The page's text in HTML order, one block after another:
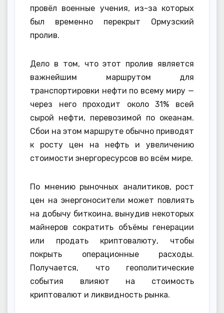
провёл военные учения, из-за которых
был временно перекрыт Ормузский
пролив.
Дело в том, что этот пролив является
важнейшим маршрутом для
транспортировки нефти по всему миру —
через него проходит около 31% всей
сырой нефти, перевозимой по океанам.
Сбои на этом маршруте обычно приводят
к росту цен на нефть и увеличению
стоимости энергоресурсов во всём мире.
По мнению рыночных аналитиков, рост
цен на энергоносители может повлиять
на добычу биткоина, вынудив некоторых
майнеров сократить объёмы генерации
или продать криптовалюту, чтобы
покрыть операционные расходы.
Получается, что геополитические
события влияют на стоимость
криптовалют и ликвидность рынка.